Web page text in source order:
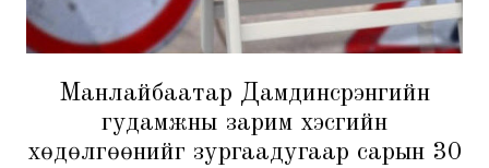
Манлайбаатар Дамдинсүрэнгийн
гудамжны зарим хэсгийн
хөдөлгөөнийг зургаадугаар сарын 30